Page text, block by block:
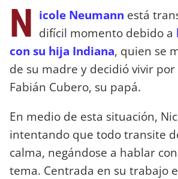
N icole Neumann está
difícil momento debido a
con su hija Indiana, quien se
de su madre y decidió vivir
Fabián Cubero, su papá.
En medio de esta situación,
intentando que todo transite
calma, negándose a hablar
tema. Centrada en su trabajo